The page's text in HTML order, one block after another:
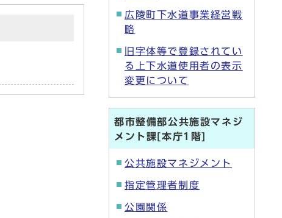
広陵町下水道事業経営戦
略
旧字体等で登録されてい
る上下水道使用者の表示
変更について
都市整備部公共施設マネジ
メント課[本庁1階]
公共施設マネジメント
指定管理者制度
公園関係